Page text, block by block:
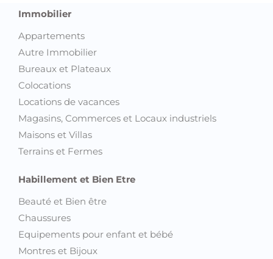
Immobilier
Appartements
Autre Immobilier
Bureaux et Plateaux
Colocations
Locations de vacances
Magasins, Commerces et Locaux industriels
Maisons et Villas
Terrains et Fermes
Habillement et Bien Etre
Beauté et Bien être
Chaussures
Equipements pour enfant et bébé
Montres et Bijoux